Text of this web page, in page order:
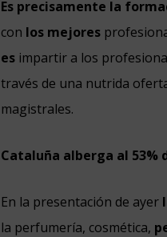
Es precisamente la
con los mejores
es impartir a los
través de una nutrida
magistrales.
Cataluña alberga al 53%
En la presentación de ayer
la perfumería, cosmética,